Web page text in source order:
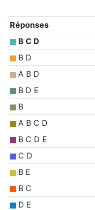
Réponses
B C D
B D
A B D
B D E
B
A B C D
B C D E
C D
B E
B C
D E